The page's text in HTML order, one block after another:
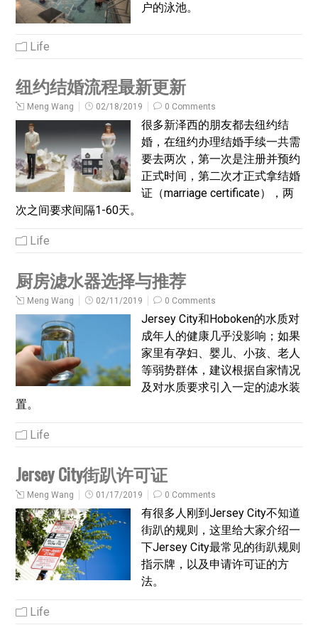
户的泳池。
Life
纽约结婚流程最新更新
Meng Wang 02/18/2019 0 Comments
很多新泽西的朋友都去纽约结
婚，在纽约办理结婚手续一共需
要去两次，第一次是注册并预约
正式时间，第二次才正式拿结婚
证（marriage certificate），两
次之间要求间隔1-60天。
Life
厨房滤水器选择与推荐
Meng Wang 02/11/2019 0 Comments
Jersey City和Hoboken的水质对
成年人的健康几乎没影响；如果
家里有孕妇、婴儿、小孩、老人
等弱势群体，建议根据自家情况
及对水质要求引入一定的滤水装
置。
Life
Jersey City街趴许可证
Meng Wang 01/17/2019 0 Comments
有很多人刚到Jersey City不知道
街趴的规则，这里给大家介绍一
下Jersey City最常见的街趴规则
指示牌，以及申请许可证的方
法。
Life